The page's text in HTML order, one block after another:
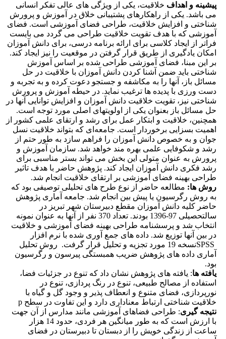
پیشینه و اهداف خلاقیت، یکی از ویژگی های عالی تفکر انسانی
می باشد. یکی از راهکارهای پشتیبانی خلاق در آموزش و پرورش
شناختی و افزایش خلاقیت، طراحی فضای آموزشی است. فضای
آموزشی که با هدف تقویت خلاقیت طراحی می گردد می بایست
فراتر از ایجاد کلاسی برای ارائه برنامه درسی، برای دانش آموزان
امکان یادگیری از طریق قرار گرفتن در موقعیت را نیز ایجاد کند.
بر این مبنا، فضای آموزشی طراحی شده بر اساس آموزش
شناختی باید ضمن آشنا کردن دانش آموزان با خلاقیت در حل
مسائل باز، آنها را به مکاشفه و جستجو دعوت کرده و به تجربه و
دست ورزی با پدیده ها ترغیب نماید. در حیطه آموزش و پرورش
شناختی نیز،‌ تقویت خلاقیت دانش آموزان و افزایش توانایی آنها در
حل مسائل باز بعنوان یکی از اولویتهای اصلی مورد توجه است.
همچنین، خلاقیت و ابتکار عمل برای رشد و ارتقای علمی کشور از
اهمیت بسزایی برخوردار است. جامعه‌ای که بتواند خلاقیت نسل
جوان و به خصوص دانش آموزان را فراهم سازد به طور حتم از
رشد و شکوفایی علمی بهره مند خواهد شد. سازمان آموزش و
پرورش به عنوان متولی این بخش می تواند بستر مناسبی برای
رشد فکری دانش آموزان ایجاد کند. پژوهش حاضر با هدف تاثیر
طراحی بهینه فضای آموزشی بر ارتقای خلاقیت انجام شد.
روش ها: مطالعه حاضر از نوع طرح های تحلیلی توصیفی بود که
به روش رگرسیون یا پیش بین انجام شد. جامعه آماری پژوهش
حاضر کلیه دانش آموزان مقطع دبیرستان شهر تبریز در
سالتحصیلی 97-1396 بودند. تعداد 370 نفر از آنها به عنوان نمونه
انتخاب شد و پرسشنامه طراحی بهینه فضای آموزشی و خلاقیت
در بین آنها توزیع شد. داده های جمع آوری شده با نرم افزار
SPSSنسخه 19 مورد تجزیه و تحلیل قرار گرفت. روش تحلیل
آماری داده های پژوهش ضریب همبستگی پیرسون و رگرسیون
بود.
یافته ها: یافته های پژوهش نشان داد که تنوع در جزئیات فضا،
استفاده از مصالح طبیعی، تنوع در رنگ پردازی، تنوع در
نورپردازی، فضای متنوع و انعطاف پذیر و وجود گل و گیاه با
خلاقیت شناختی ارتباط معناداری دارد و این تفاوت در سطح p
نتیجه گیری: طراحی فضاهای آموزشی مانند مدارس از آن جهت
با ارزش است که به طور میانگین هر فردی، حدود 14 هزار
ساعت از زندگی خویش را از دبستان تا دبیرستان در فضای